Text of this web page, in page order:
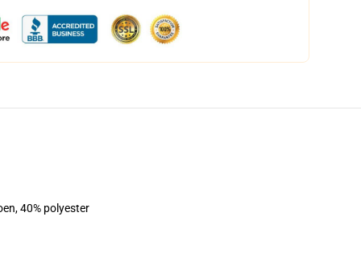
40% polyester